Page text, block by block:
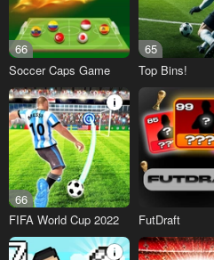
66
Soccer Caps Game
65
Top Bins!
66
FIFA World Cup 2022
FutDraft